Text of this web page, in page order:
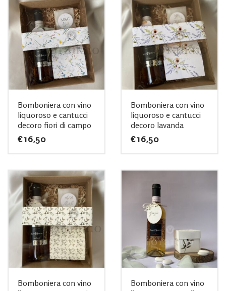
Bomboniera con vino
liquoroso e cantucci
decoro fiori di campo
€16,50
Bomboniera con vino
liquoroso e cantucci
decoro lavanda
€16,50
Bomboniera con vino
Bomboniera con vino